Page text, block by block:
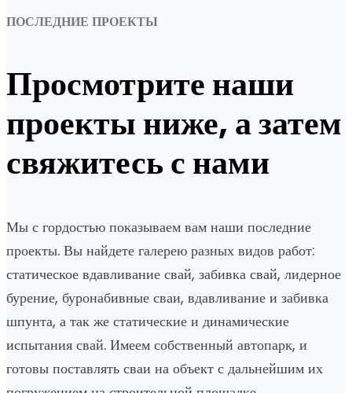
ПОСЛЕДНИЕ ПРОЕКТЫ
Просмотрите наши
проекты ниже, а затем
свяжитесь с нами
Мы с гордостью показываем вам наши последние
проекты. Вы найдете галерею разных видов работ:
статическое вдавливание свай, забивка свай, лидерное
бурение, буронабивные сваи, вдавливание и забивка
шпунта, а так же статические и динамические
испытания свай. Имеем собственный автопарк, и
готовы поставлять сваи на объект с дальнейшим их